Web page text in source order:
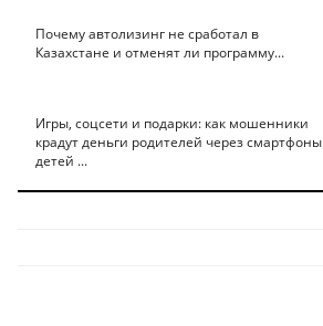
Почему автолизинг не сработал в
Казахстане и отменят ли программу...
Игры, соцсети и подарки: как мошенники
крадут деньги родителей через смартфоны
детей ...